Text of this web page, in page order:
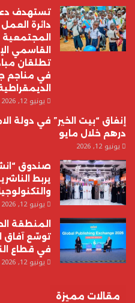
تستهدف
دائرة
القاسمي
تطلقان
في مناجم
يونيو 12, 2026
درهم خلال مايو
يونيو 12, 2026
صندوق
يربط
والتكنولوجيا
يونيو 12, 2026
المنطقة
توسّع آفاق
في قطاع
يونيو 12, 2026
مقالات مميزة